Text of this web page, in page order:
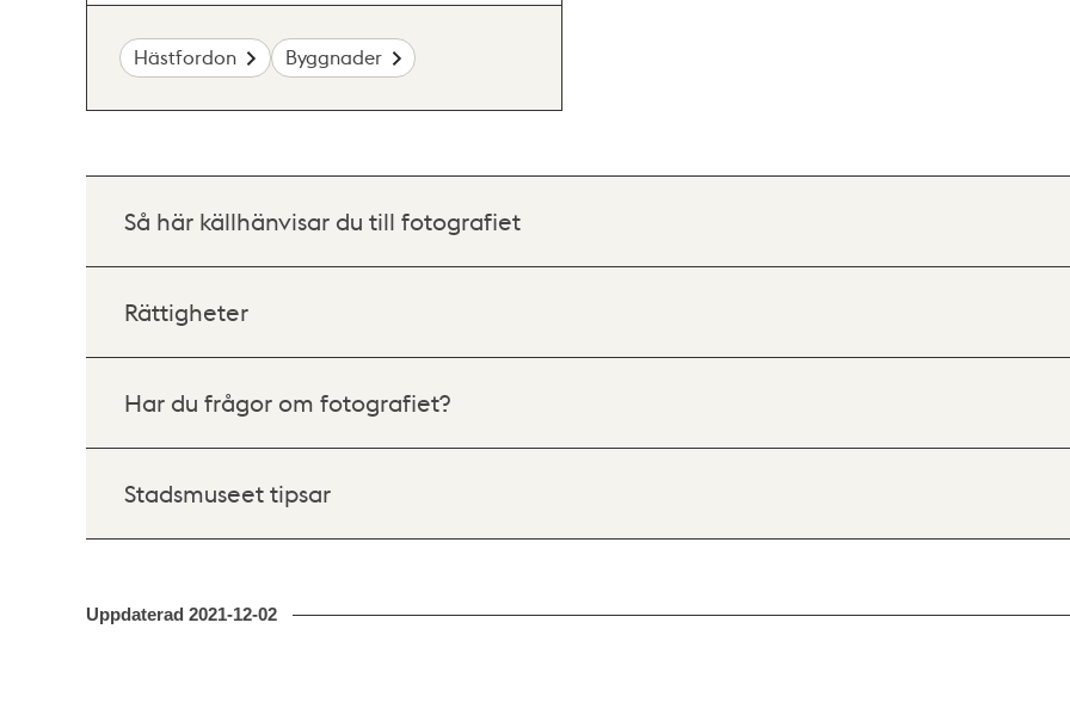
Hästfordon Byggnader
Så här källhänvisar du till fotografiet
Rättigheter
Har du frågor om fotografiet?
Stadsmuseet tipsar
Uppdaterad 2021-12-02